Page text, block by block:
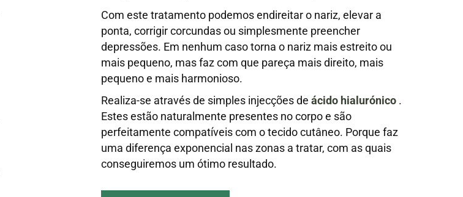
Com este tratamento podemos endireitar o nariz, elevar a
ponta, corrigir corcundas ou simplesmente preencher
depressões. Em nenhum caso torna o nariz mais estreito ou
mais pequeno, mas faz com que pareça mais direito, mais
pequeno e mais harmonioso.
Realiza-se através de simples injecções de ácido hialurónico.
Estes estão naturalmente presentes no corpo e são
perfeitamente compatíveis com o tecido cutâneo. Porque faz
uma diferença exponencial nas zonas a tratar, com as quais
conseguiremos um ótimo resultado.